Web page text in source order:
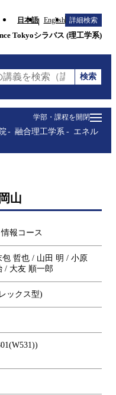
日本語 English 詳細検索
Tokyoシラバス (理工学系)
義を検索（講義名・科
検索
学部・課程を開閉
融合理工学系
エネル
山
報コース
哲也 / 山田 明 / 小原
/ 大友 順一郎
ックス型)